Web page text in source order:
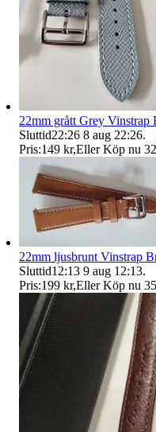
22mm grått Grey Vinstrap
Sluttid22:26 8 aug 22:26.
Pris:149 kr,Eller Köp nu
22mm ljusbrunt Vinstrap
Sluttid12:13 9 aug 12:13.
Pris:199 kr,Eller Köp nu